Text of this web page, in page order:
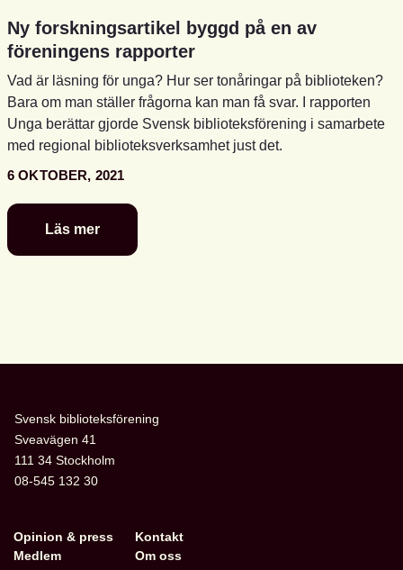
Ny forskningsartikel byggd på en av
föreningens rapporter
Vad är läsning för unga? Hur ser tonåringar på biblioteken?
Bara om man ställer frågorna kan man få svar. I rapporten
Unga berättar gjorde Svensk biblioteksförening i samarbete
med regional biblioteksverksamhet just det.
6 OKTOBER, 2021
Läs mer
Ny
forskningsartikel
föreningens
Svensk biblioteksförening
Sveavägen 41
111 34 Stockholm
08-545 132 30
Opinion & press
Medlem
Kontakt
Om oss